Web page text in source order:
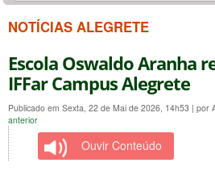
NOTÍCIAS ALEGRETE
Escola Oswaldo Aranha
IFFar Campus Alegrete
Publicado em Sexta, 22 de Mai de 2026, 14h53 | por
anterior
Ouvir Conteúdo